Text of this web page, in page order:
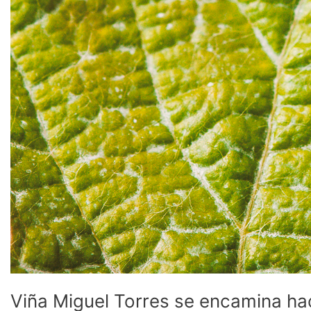
Viña Miguel Torres se encamina